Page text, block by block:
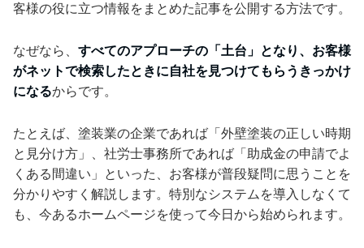
客様の役に立つ情報をまとめた記事を公開する方法です。
なぜなら、 すべてのアプローチの「土台」となり、お客様
がネットで検索したときに自社を見つけてもらうきっかけ
になるからです。
たとえば、塗装業の企業であれば「外壁塗装の正しい時期
と見分け方」、社労士事務所であれば「助成金の申請でよ
くある間違い」といった、お客様が普段疑問に思うことを
分かりやすく解説します。特別なシステムを導入しなくて
も、今あるホームページを使って今日から始められます。